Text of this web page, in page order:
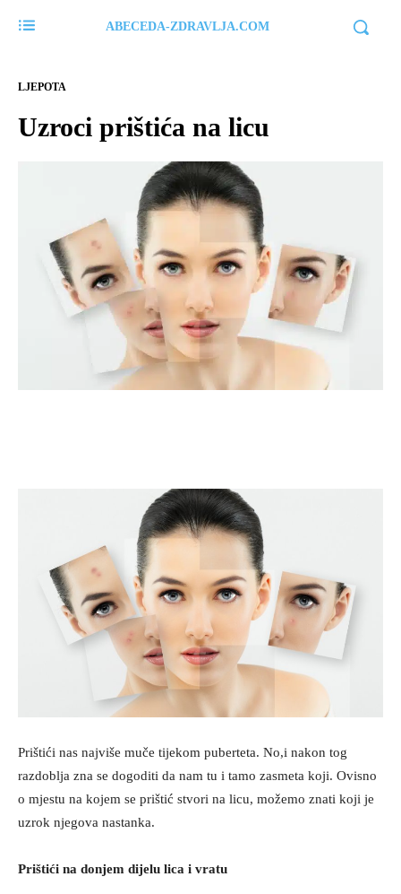
ABECEDA-ZDRAVLJA.COM
LJEPOTA
Uzroci prištića na licu
Prištići nas najviše muče tijekom puberteta. No,i nakon tog
razdoblja zna se dogoditi da nam tu i tamo zasmeta koji. Ovisno
o mjestu na kojem se prištić stvori na licu, možemo znati koji je
uzrok njegova nastanka.
Prištići na donjem dijelu lica i vratu